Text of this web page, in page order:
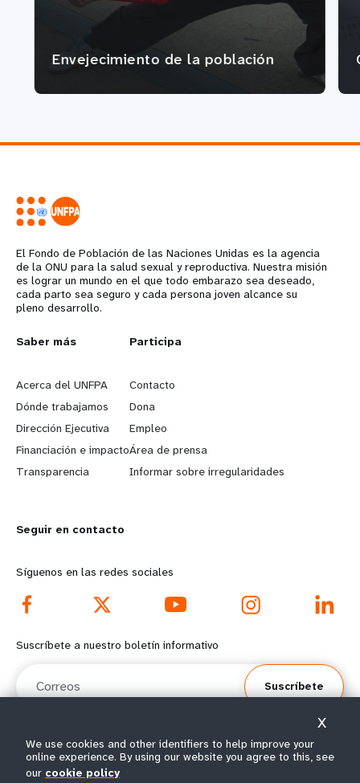
Envejecimiento de la población
El Fondo de Población de las Naciones Unidas es la agencia
de la ONU para la salud sexual y reproductiva. Nuestra misión
es lograr un mundo en el que todo embarazo sea deseado,
cada parto sea seguro y cada persona joven alcance su
pleno desarrollo.
L
e
a
r
n
o
r
e
f
o
t
e
Saber más
Acerca del UNFPA
Dónde trabajamos
Dirección Ejecutiva
Financiación e impacto
Transparencia
G
o
b
e
y
d
o
t
e
r
Participa
Contacto
Dona
Empleo
Área de prensa
Informar sobre irregularidades
Seguir en contacto
Síguenos en las redes sociales
Suscríbete a nuestro boletín informativo
Suscríbete
© Todos los derechos reservados 2026.
We use cookies and other identifiers to help improve your
online experience. By using our website you agree to this, see
our cookie policy
X